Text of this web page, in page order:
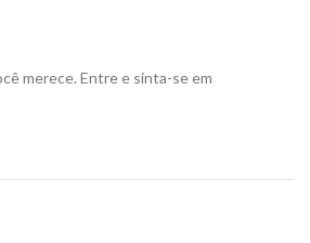
merece. Entre e sinta-se em